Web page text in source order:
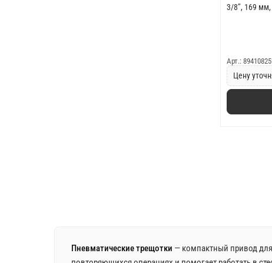
3/8’’, 169
Арт.:
Цену
Пневматические трещотки — компактный привод